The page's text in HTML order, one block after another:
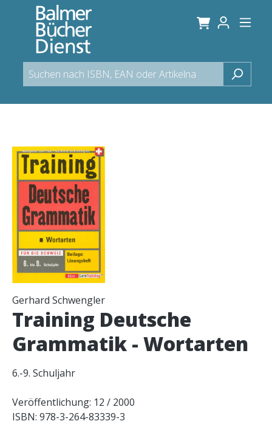
springen
Bildergalerie überspringen
Gerhard Schwengler
Training Deutsche
Grammatik - Wortarten
6.-9. Schuljahr
Veröffentlichung: 12 / 2000
ISBN: 978-3-264-83339-3